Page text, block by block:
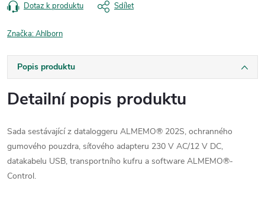
Dotaz k produktu Sdílet
Značka:Ahlborn
Popis produktu
Detailní popis produktu
Sada sestávající z dataloggeru ALMEMO® 202S, ochranného
gumového pouzdra, síťového adapteru 230 V AC/12 V DC,
datakabelu USB, transportního kufru a software ALMEMO®-
Control.